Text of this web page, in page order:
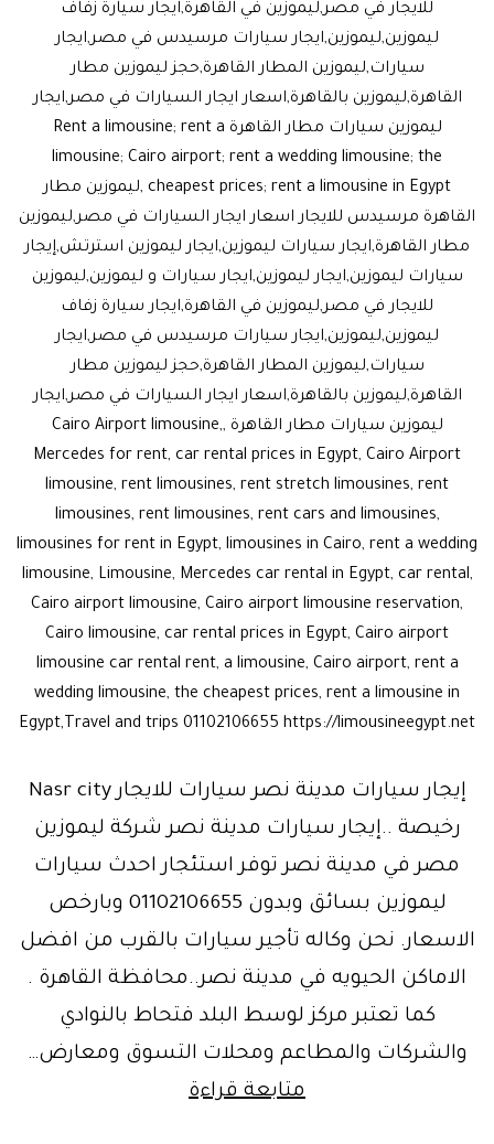
للايجار في مصر,ليموزين في القاهرة,ايجار سيارة زفاف
ليموزين,ليموزين,ايجار سيارات مرسيدس في مصر,ايجار
سيارات,ليموزين المطار القاهرة,حجز ليموزين مطار
القاهرة,ليموزين بالقاهرة,اسعار ايجار السيارات في مصر,ايجار
ليموزين سيارات مطار القاهرة Rent a limousine; rent a
limousine; Cairo airport; rent a wedding limousine; the
cheapest prices; rent a limousine in Egypt ,ليموزين مطار
القاهرة مرسيدس للايجار اسعار ايجار السيارات في مصر,ليموزين
مطار القاهرة,ايجار سيارات ليموزين,ايجار ليموزين استرتش,إيجار
سيارات ليموزين,ايجار ليموزين,ايجار سيارات و ليموزين,ليموزين
للايجار في مصر,ليموزين في القاهرة,ايجار سيارة زفاف
ليموزين,ليموزين,ايجار سيارات مرسيدس في مصر,ايجار
سيارات,ليموزين المطار القاهرة,حجز ليموزين مطار
القاهرة,ليموزين بالقاهرة,اسعار ايجار السيارات في مصر,ايجار
ليموزين سيارات مطار القاهرة ,Cairo Airport limousine,
Mercedes for rent, car rental prices in Egypt, Cairo Airport
limousine, rent limousines, rent stretch limousines, rent
limousines, rent limousines, rent cars and limousines,
limousines for rent in Egypt, limousines in Cairo, rent a wedding
limousine, Limousine, Mercedes car rental in Egypt, car rental,
Cairo airport limousine, Cairo airport limousine reservation,
Cairo limousine, car rental prices in Egypt, Cairo airport
limousine car rental rent, a limousine, Cairo airport, rent a
wedding limousine, the cheapest prices, rent a limousine in
Egypt,Travel and trips 01102106655 https://limousineegypt.net
إيجار سيارات مدينة نصر سيارات للايجار Nasr city
رخيصة ..إيجار سيارات مدينة نصر شركة ليموزين
مصر في مدينة نصر توفر استئجار احدث سيارات
ليموزين بسائق وبدون 01102106655 وبارخص
الاسعار. نحن وكاله تأجير سيارات بالقرب من افضل
الاماكن الحيويه في مدينة نصر..محافظة القاهرة .
كما تعتبر مركز لوسط البلد فتحاط بالنوادي
والشركات والمطاعم ومحلات التسوق ومعارض…
متابعة قراءةإيجار